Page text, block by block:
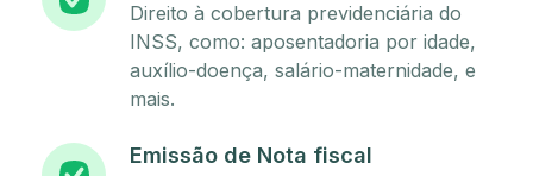
Direito à cobertura previdenciária do
INSS, como: aposentadoria por idade,
auxílio-doença, salário-maternidade, e
mais.
Emissão de Nota fiscal